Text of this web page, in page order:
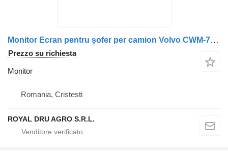
Monitor Ecran pentru șofer per camion Volvo CWM-704 MAB0300002/MAB0300001
Prezzo su richiesta
Monitor
Romania, Cristesti
ROYAL DRU AGRO S.R.L.